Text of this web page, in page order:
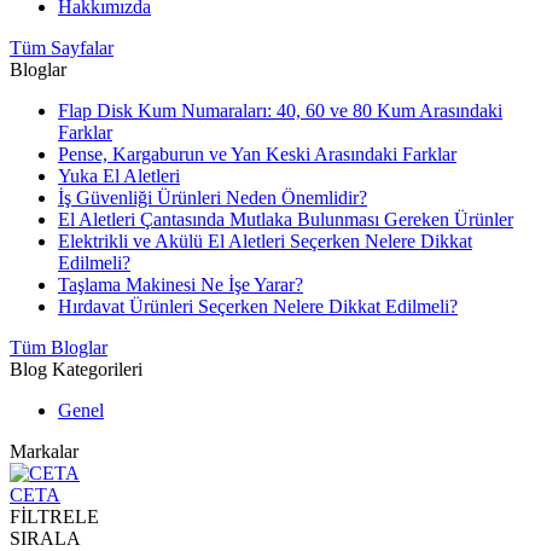
Hakkımızda
Tüm Sayfalar
Bloglar
Flap Disk Kum Numaraları: 40, 60 ve 80 Kum Arasındaki
Farklar
Pense, Kargaburun ve Yan Keski Arasındaki Farklar
Yuka El Aletleri
İş Güvenliği Ürünleri Neden Önemlidir?
El Aletleri Çantasında Mutlaka Bulunması Gereken Ürünler
Elektrikli ve Akülü El Aletleri Seçerken Nelere Dikkat
Edilmeli?
Taşlama Makinesi Ne İşe Yarar?
Hırdavat Ürünleri Seçerken Nelere Dikkat Edilmeli?
Tüm Bloglar
Blog Kategorileri
Genel
Markalar
CETA
FİLTRELE
SIRALA